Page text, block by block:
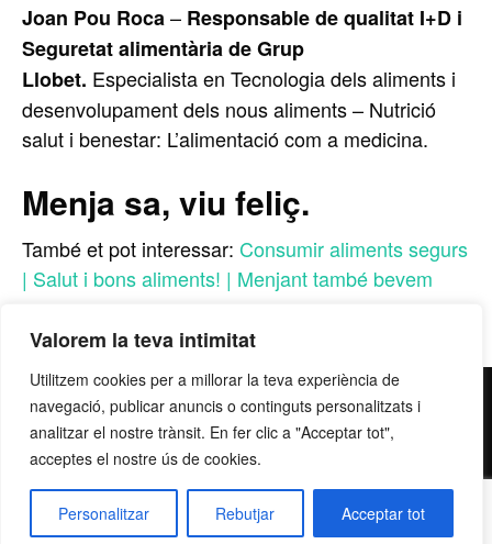
Valorem la teva intimitat
Utilitzem cookies per a millorar la teva experiència de
navegació, publicar anuncis o continguts personalitzats i
analitzar el nostre trànsit. En fer clic a "Acceptar tot",
acceptes el nostre ús de cookies.
Personalitzar Rebutjar Acceptar tot
Joan Pou Roca– Responsable de qualitat I+D i
Seguretat alimentària de Grup
Llobet. Especialista en Tecnologia dels aliments i
desenvolupament dels nous aliments – Nutrició
salut i benestar: L’alimentació com a medicina.
Menja sa, viu feliç.
També et pot interessar: Consumir aliments segurs
| Salut i bons aliments! | Menjant també bevem
contacte@grupllobet.com| Política de privacitat|Donar-
me de baixa| T. 93 878 80 78 | Ctra. Manresa a Berga km
2,7 | 08272 Sant Fruitós de Bages